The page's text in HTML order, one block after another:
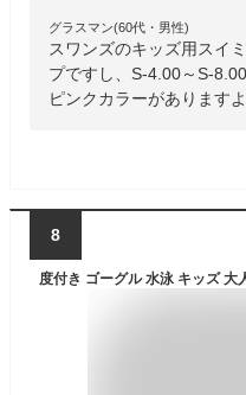
グラスマン(60代・男性)
スワンズのキッズ用スイ
プですし、S-4.00～S-
ピンクカラーがありますよ
8